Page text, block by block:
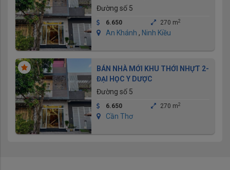
Đường số 5
6.650 270 m2
An Khánh , Ninh Kiều
BÁN NHÀ MỚI KHU THỚI NHỰT 2-
ĐẠI HỌC Y DƯỢC
Đường số 5
6.650 270 m2
Cần Thơ